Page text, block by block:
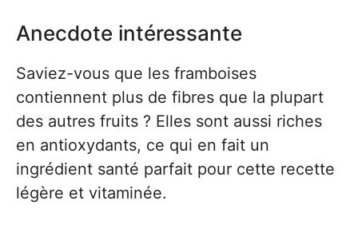
Anecdote intéressante
Saviez-vous que les framboises
contiennent plus de fibres que la plupart
des autres fruits ? Elles sont aussi riches
en antioxydants, ce qui en fait un
ingrédient santé parfait pour cette recette
légère et vitaminée.